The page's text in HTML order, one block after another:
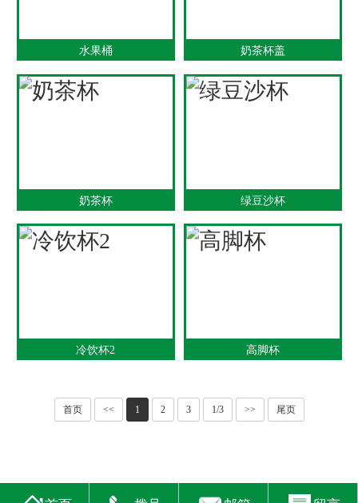
水果桶 奶茶杯盖
奶茶杯 绿豆沙杯
冷饮杯2 高脚杯
首页 << 1 2 3 1/3 >> 尾页